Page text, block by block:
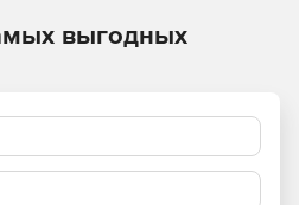
включая Linux, Solaris,
и Hyper-V. Также
приложений, таких как
выгодных